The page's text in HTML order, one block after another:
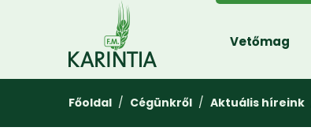
Vetőmag
Főoldal / Cégünkről / Aktuális híreink